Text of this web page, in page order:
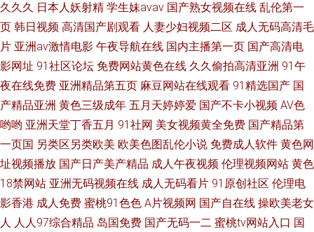
久久久 日本人妖射精 学生妹avav 国产熟女视频在线 乱伦第一
页 韩日视频 高清国产剧观看 人妻少妇视频二区 成人无码高清毛
片 亚洲av激情电影 午夜导航在线 国内主播第一页 国产高清电
影网址 91社区论坛 免费网站黄色在线 久久偷拍高清亚洲 91午
夜在线免费 亚洲精品第五页 麻豆网站在线观看 91精选国产 国
产精品亚洲 黄色三级成年 五月天婷婷爱 国产不卡小视频 AV色
哟哟 亚洲天堂丁香五月 91社网 美女视频黄全免费 国产精品第
一页国 另类区另类欧美 欧美色图乱伦小说 免费成人软件 黄色网
址视频播放 国产日产美产精品 成人午夜视频 伦理视频网站 黄色
18禁网站 亚洲无码视频在线 成人无码看片 91原创社区 伦理电
影香港 成人免费 蜜桃91色色 A片视频网 国产自在线 操欧美老女
人 人人97综合精品 岛国免费 国产无码一二 蜜桃tv网站入口 国